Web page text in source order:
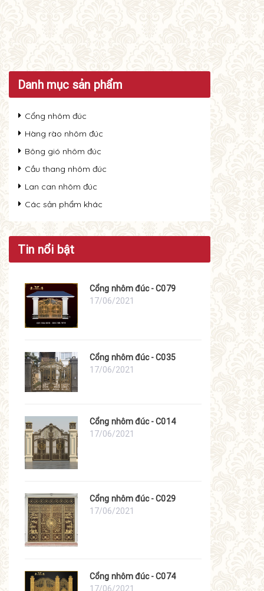
Danh mục sản phẩm
Cổng nhôm đúc
Hàng rào nhôm đúc
Bông gió nhôm đúc
Cầu thang nhôm đúc
Lan can nhôm đúc
Các sản phẩm khác
Tin nổi bật
Cổng nhôm đúc - C079
17/06/2021
Cổng nhôm đúc - C035
17/06/2021
Cổng nhôm đúc - C014
17/06/2021
Cổng nhôm đúc - C029
17/06/2021
Cổng nhôm đúc - C074
17/06/2021